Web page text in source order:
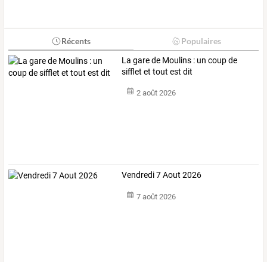
Récents Populaires
La gare de Moulins : un coup de
sifflet et tout est dit
2 août 2026
Vendredi 7 Aout 2026
7 août 2026